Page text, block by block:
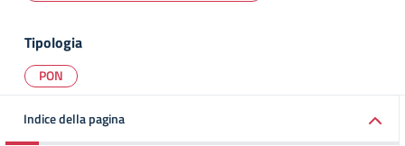
Tipologia
PON
Indice della pagina